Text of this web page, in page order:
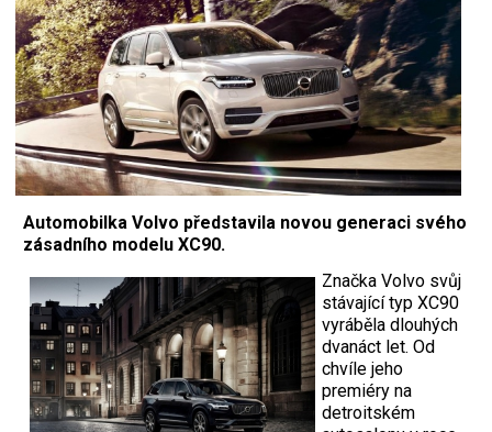
Automobilka Volvo představila novou generaci svého
zásadního modelu XC90.
Značka Volvo svůj
stávající typ XC90
vyráběla dlouhých
dvanáct let. Od
chvíle jeho
premiéry na
detroitském